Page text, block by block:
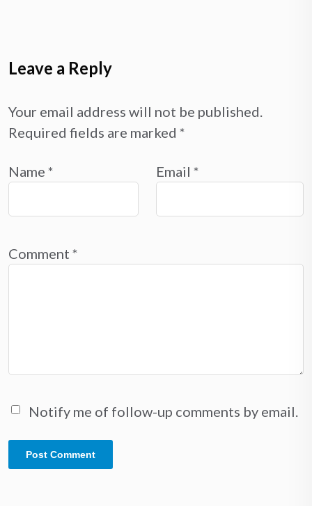
Leave a Reply
Your email address will not be published.
Required fields are marked *
Name * Email *
Comment *
Notify me of follow-up comments by email.